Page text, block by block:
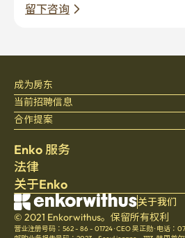
留下咨询
Enko 服务
搜索房源
床上用品
博客
帮助中心
法律
隐私政策
服务条款
取消与退款政策
关于Enko
公司介绍
招聘
文化
成为房东
当前招聘信息
合作提案
关于我们
© 2021 Enkorwithus。保留所有权利
营业注册号码：562 - 86 - 01724·CEO 吴正勋· 电话：